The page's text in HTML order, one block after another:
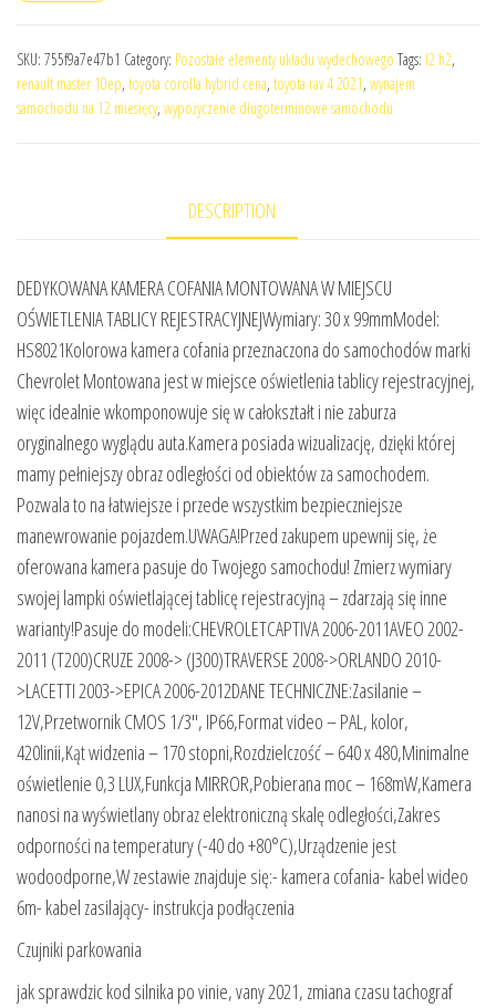
SKU: 755f9a7e47b1 Category: Pozostałe elementy układu wydechowego Tags: l2 h2,
renault master 10ep, toyota corolla hybrid cena, toyota rav 4 2021, wynajem
samochodu na 12 miesięcy, wypożyczenie długoterminowe samochodu
DESCRIPTION
DEDYKOWANA KAMERA COFANIA MONTOWANA W MIEJSCU
OŚWIETLENIA TABLICY REJESTRACYJNEJWymiary: 30 x 99mmModel:
HS8021Kolorowa kamera cofania przeznaczona do samochodów marki
Chevrolet Montowana jest w miejsce oświetlenia tablicy rejestracyjnej,
więc idealnie wkomponowuje się w całokształt i nie zaburza
oryginalnego wyglądu auta.Kamera posiada wizualizację, dzięki której
mamy pełniejszy obraz odległości od obiektów za samochodem.
Pozwala to na łatwiejsze i przede wszystkim bezpieczniejsze
manewrowanie pojazdem.UWAGA!Przed zakupem upewnij się, że
oferowana kamera pasuje do Twojego samochodu! Zmierz wymiary
swojej lampki oświetlającej tablicę rejestracyjną – zdarzają się inne
warianty!Pasuje do modeli:CHEVROLETCAPTIVA 2006-2011AVEO 2002-
2011 (T200)CRUZE 2008-> (J300)TRAVERSE 2008->ORLANDO 2010-
>LACETTI 2003->EPICA 2006-2012DANE TECHNICZNE:Zasilanie –
12V,Przetwornik CMOS 1/3″, IP66,Format video – PAL, kolor,
420linii,Kąt widzenia – 170 stopni,Rozdzielczość – 640 x 480,Minimalne
oświetlenie 0,3 LUX,Funkcja MIRROR,Pobierana moc – 168mW,Kamera
nanosi na wyświetlany obraz elektroniczną skalę odległości,Zakres
odporności na temperatury (-40 do +80°C),Urządzenie jest
wodoodporne,W zestawie znajduje się:- kamera cofania- kabel wideo
6m- kabel zasilający- instrukcja podłączenia
Czujniki parkowania
jak sprawdzic kod silnika po vinie, vany 2021, zmiana czasu tachograf